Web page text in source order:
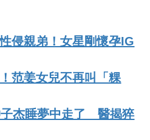
侵親弟！女星剛懷孕IG
范姜女兒不再叫「粿
子杰睡夢中走了 醫揭猝